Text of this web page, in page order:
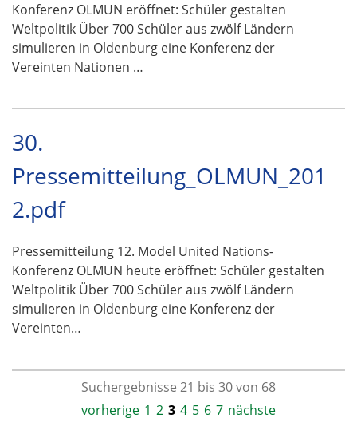
Konferenz OLMUN eröffnet: Schüler gestalten
Weltpolitik Über 700 Schüler aus zwölf Ländern
simulieren in Oldenburg eine Konferenz der
Vereinten Nationen …
30.
Pressemitteilung_OLMUN_201
2.pdf
Pressemitteilung 12. Model United Nations-
Konferenz OLMUN heute eröffnet: Schüler gestalten
Weltpolitik Über 700 Schüler aus zwölf Ländern
simulieren in Oldenburg eine Konferenz der
Vereinten…
Suchergebnisse 21 bis 30 von 68
vorherige 1 2 3 4 5 6 7 nächste